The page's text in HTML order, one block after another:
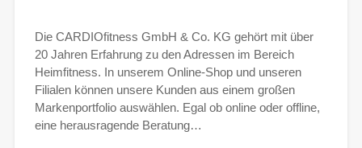
Die CARDIOfitness GmbH & Co. KG gehört mit über
20 Jahren Erfahrung zu den Adressen im Bereich
Heimfitness. In unserem Online-Shop und unseren
Filialen können unsere Kunden aus einem großen
Markenportfolio auswählen. Egal ob online oder offline,
eine herausragende Beratung…